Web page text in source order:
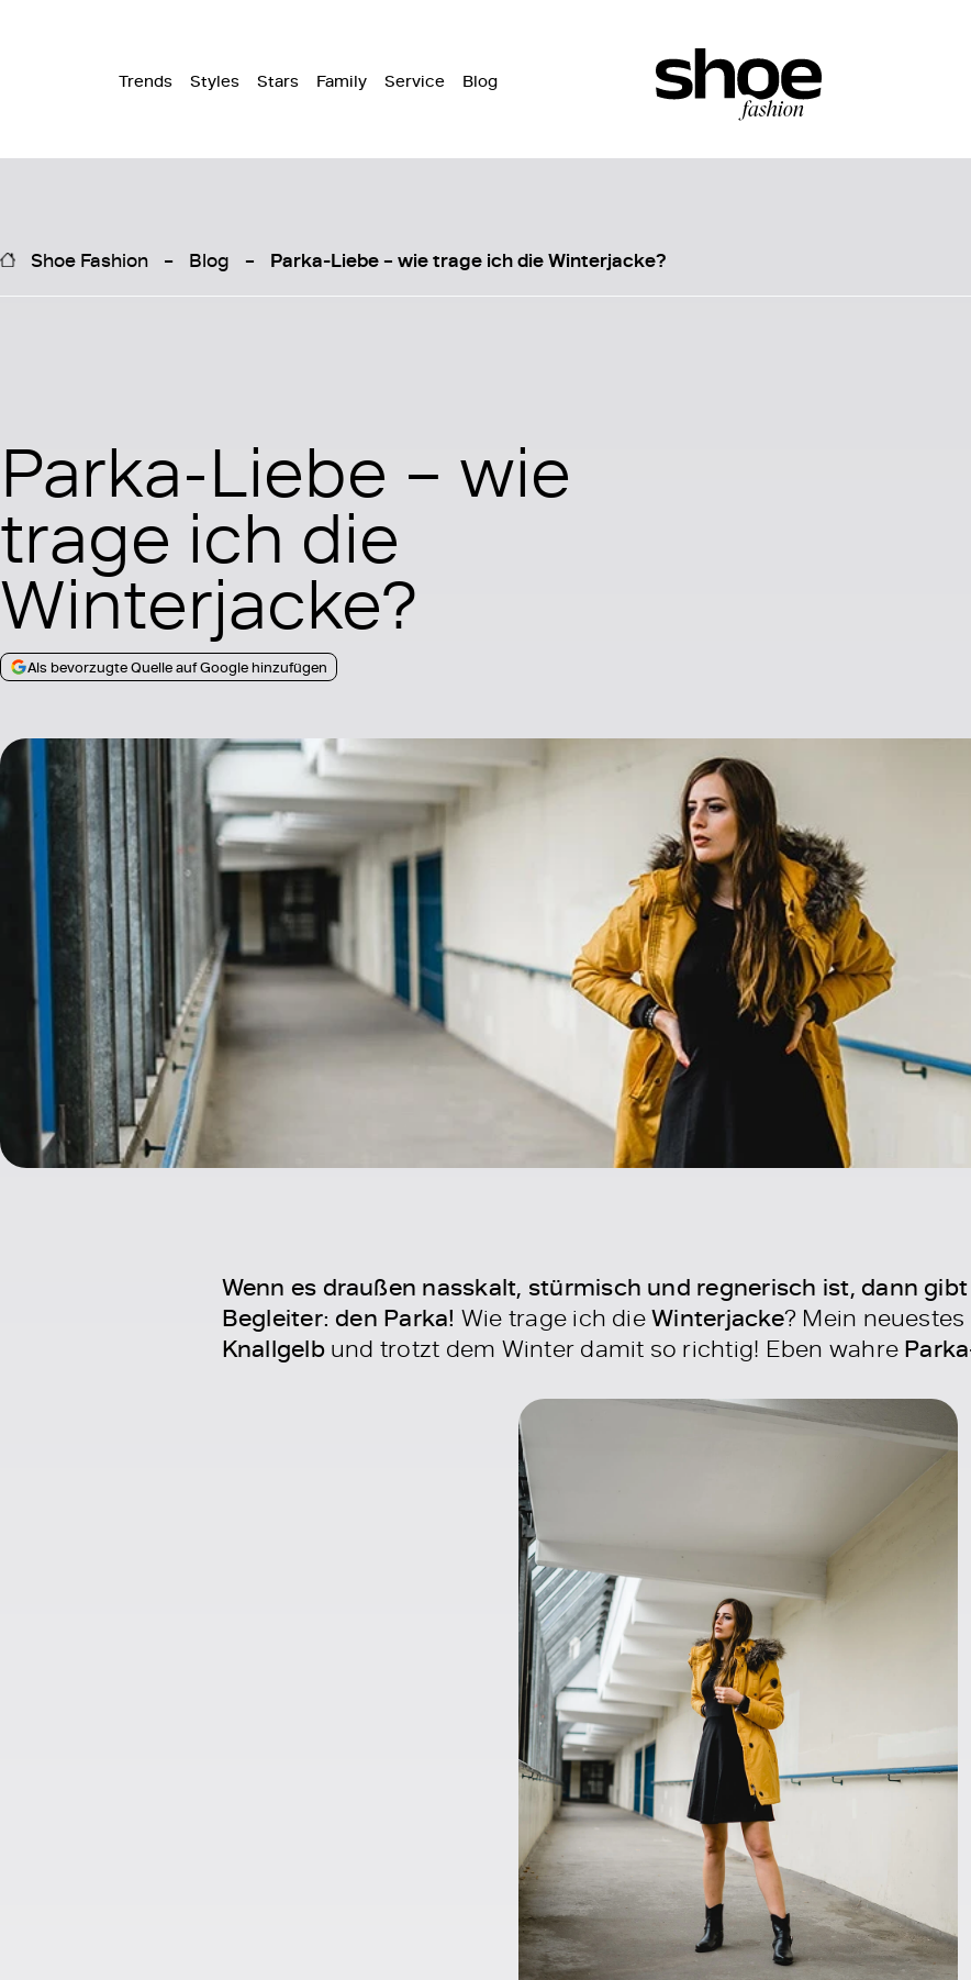
Trends Styles Stars Family Service Blog
Shoe Fashion Blog Parka-Liebe – wie trage ich die Winterjacke?
Parka-Liebe – wie
trage ich die
Winterjacke?
Als bevorzugte Quelle auf Google hinzufügen
Wenn es draußen nasskalt, stürmisch und regnerisch ist, dann
Begleiter: den Parka! Wie trage ich dieWinterjacke? Mein
Knallgelbund trotzt dem Winter damit so richtig! Eben wahre